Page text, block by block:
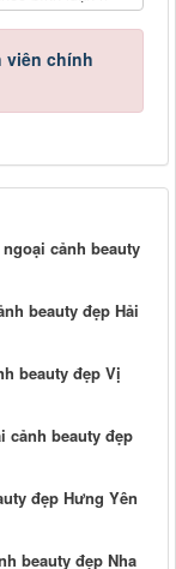
viên chính
cảnh beauty
beauty đẹp Hải
beauty đẹp Vị
cảnh beauty đẹp
đẹp Hưng Yên
beauty đẹp Nha